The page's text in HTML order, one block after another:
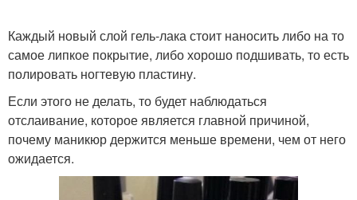
Каждый новый слой гель-лака стоит наносить либо на то
самое липкое покрытие, либо хорошо подшивать, то есть
полировать ногтевую пластину.
Если этого не делать, то будет наблюдаться
отслаивание, которое является главной причиной,
почему маникюр держится меньше времени, чем от него
ожидается.